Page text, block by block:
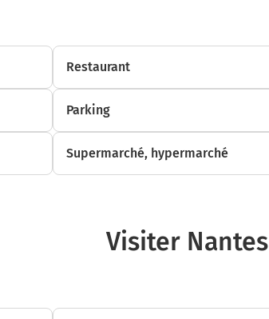
Restaurant
Parking
Supermarché, hypermarché
Visiter Nantes